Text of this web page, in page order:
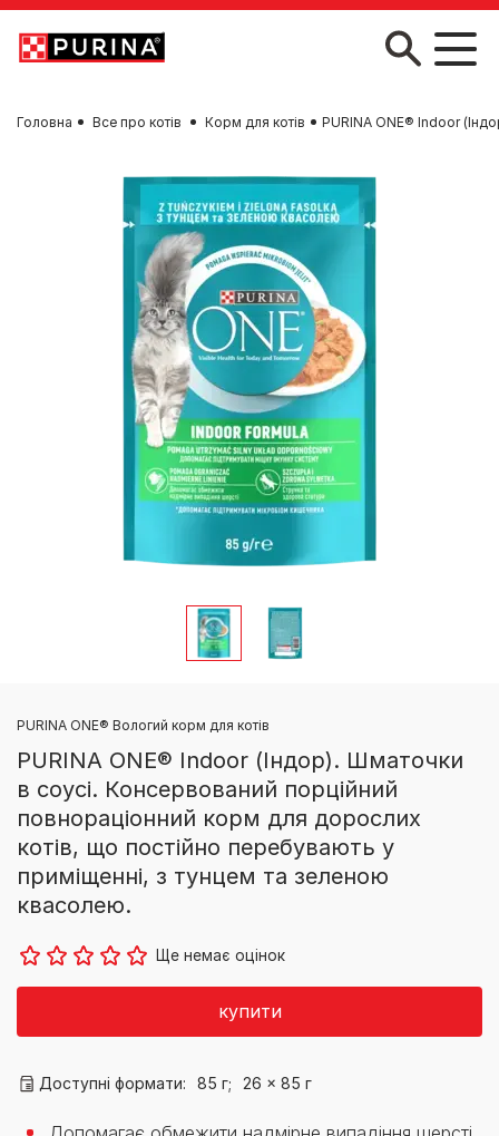
Skip to main content
Головна Все про котів Корм для котів PURINA ONE® Indoor
PURINA ONE® Вологий корм для котів
PURINA ONE® Indoor (Індор). Шматочки
в соусі. Консервований порційний
повнораціонний корм для дорослих
котів, що постійно перебувають у
приміщенні, з тунцем та зеленою
квасолею.
Ще немає оцінок
купити
Доступні формати: 85 г; 26 x 85 г